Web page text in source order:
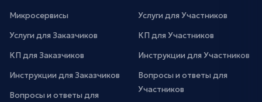
Микросервисы
Услуги для Заказчиков
КП для Заказчиков
Инструкции для Заказчиков
Вопросы и ответы для
Услуги для Участников
КП для Участников
Инструкции для Участников
Вопросы и ответы для
Участников